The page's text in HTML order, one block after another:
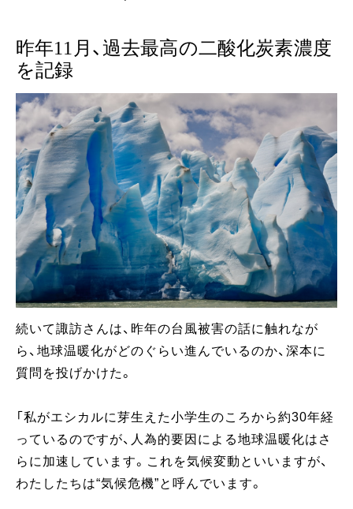
昨年11月、過去最高の二酸化炭素濃度
を記録
続いて諏訪さんは、昨年の台風被害の話に触れなが
ら、地球温暖化がどのぐらい進んでいるのか、深本に
質問を投げかけた。
「私がエシカルに芽生えた小学生のころから約30年経
っているのですが、人為的要因による地球温暖化はさ
らに加速しています。これを気候変動といいますが、
わたしたちは“気候危機”と呼んでいます。